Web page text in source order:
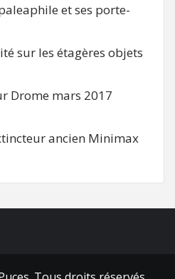
et ses porte-
sur les étagères objets
Drome mars 2017
ancien Minimax